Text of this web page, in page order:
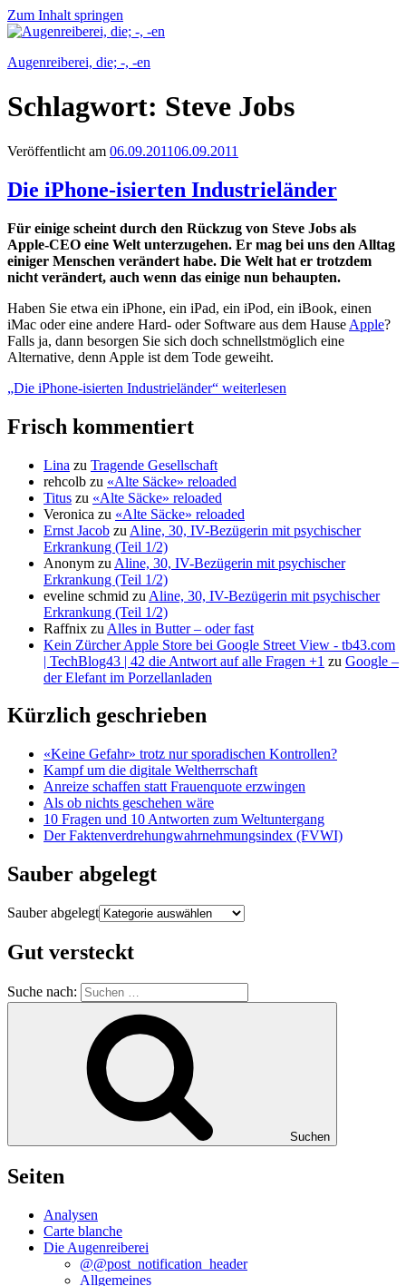
Zum Inhalt springen
Augenreiberei, die; -, -en
Schlagwort: Steve Jobs
Veröffentlicht am 06.09.201106.09.2011
Die iPhone-isierten Industrieländer
Für einige scheint durch den Rückzug von Steve Jobs als
Apple-CEO eine Welt unterzugehen. Er mag bei uns den Alltag
einiger Menschen verändert habe. Die Welt hat er trotzdem
nicht verändert, auch wenn das einige nun behaupten.
Haben Sie etwa ein iPhone, ein iPad, ein iPod, ein iBook, einen
iMac oder eine andere Hard- oder Software aus dem Hause Apple?
Falls ja, dann besorgen Sie sich doch schnellstmöglich eine
Alternative, denn Apple ist dem Tode geweiht.
„Die iPhone-isierten Industrieländer“ weiterlesen
Frisch kommentiert
Lina zu Tragende Gesellschaft
rehcolb zu «Alte Säcke» reloaded
Titus zu «Alte Säcke» reloaded
Veronica zu «Alte Säcke» reloaded
Ernst Jacob zu Aline, 30, IV-Bezügerin mit psychischer
Erkrankung (Teil 1/2)
Anonym zu Aline, 30, IV-Bezügerin mit psychischer
Erkrankung (Teil 1/2)
eveline schmid zu Aline, 30, IV-Bezügerin mit psychischer
Erkrankung (Teil 1/2)
Raffnix zu Alles in Butter – oder fast
Kein Zürcher Apple Store bei Google Street View - tb43.com
| TechBlog43 | 42 die Antwort auf alle Fragen +1 zu Google –
der Elefant im Porzellanladen
Kürzlich geschrieben
«Keine Gefahr» trotz nur sporadischen Kontrollen?
Kampf um die digitale Weltherrschaft
Anreize schaffen statt Frauenquote erzwingen
Als ob nichts geschehen wäre
10 Fragen und 10 Antworten zum Weltuntergang
Der Faktenverdrehungwahrnehmungsindex (FVWI)
Sauber abgelegt
Sauber abgelegt
Gut versteckt
Suche nach:
Suchen
Seiten
Analysen
Carte blanche
Die Augenreiberei
@@post_notification_header
Allgemeines